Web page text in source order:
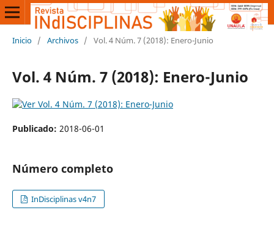
Inicio / Archivos / Vol. 4 Núm. 7 (2018): Enero-Junio
Vol. 4 Núm. 7 (2018): Enero-Junio
Publicado: 2018-06-01
Número completo
InDisciplinas v4n7